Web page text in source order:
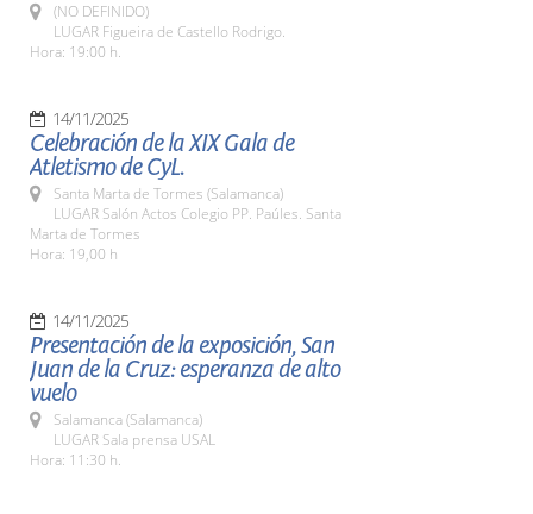
(NO DEFINIDO)
LUGAR Figueira de Castello Rodrigo.
Hora: 19:00 h.
14/11/2025
Celebración de la XIX Gala de
Atletismo de CyL.
Santa Marta de Tormes (Salamanca)
LUGAR Salón Actos Colegio PP. Paúles. Santa
Marta de Tormes
Hora: 19,00 h
14/11/2025
Presentación de la exposición, San
Juan de la Cruz: esperanza de alto
vuelo
Salamanca (Salamanca)
LUGAR Sala prensa USAL
Hora: 11:30 h.